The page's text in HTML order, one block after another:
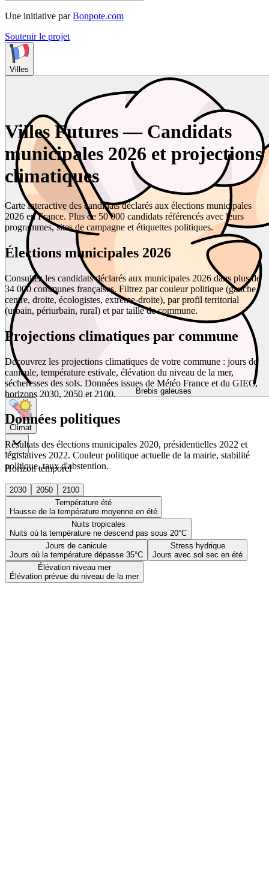
Une initiative par Bonpote.com
Soutenir le projet
Villes
Brebis galeuses
Climat
Horizon temporel
2030 2050
2100
Température été
Hausse de la température moyenne en été
Nuits tropicales
Nuits où la température ne descend pas sous 20°C
Jours de canicule
Jours où la température dépasse 35°C
Stress hydrique
Jours avec sol sec en été
Élévation niveau mer
Élévation prévue du niveau de la mer
Villes Futures — Candidats
municipales 2026 et projections
climatiques
Carte interactive des candidats déclarés aux élections municipales
2026 en France. Plus de 50 000 candidats référencés avec leurs
programmes, sites de campagne et étiquettes politiques.
Élections municipales 2026
Consultez les candidats déclarés aux municipales 2026 dans plus de
34 000 communes françaises. Filtrez par couleur politique (gauche,
centre, droite, écologistes, extrême-droite), par profil territorial
(urbain, périurbain, rural) et par taille de commune.
Projections climatiques par commune
Découvrez les projections climatiques de votre commune : jours de
canicule, température estivale, élévation du niveau de la mer,
sécheresses des sols. Données issues de Météo France et du GIEC,
horizons 2030, 2050 et 2100.
Données politiques
Résultats des élections municipales 2020, présidentielles 2022 et
législatives 2022. Couleur politique actuelle de la mairie, stabilité
politique, taux d'abstention.